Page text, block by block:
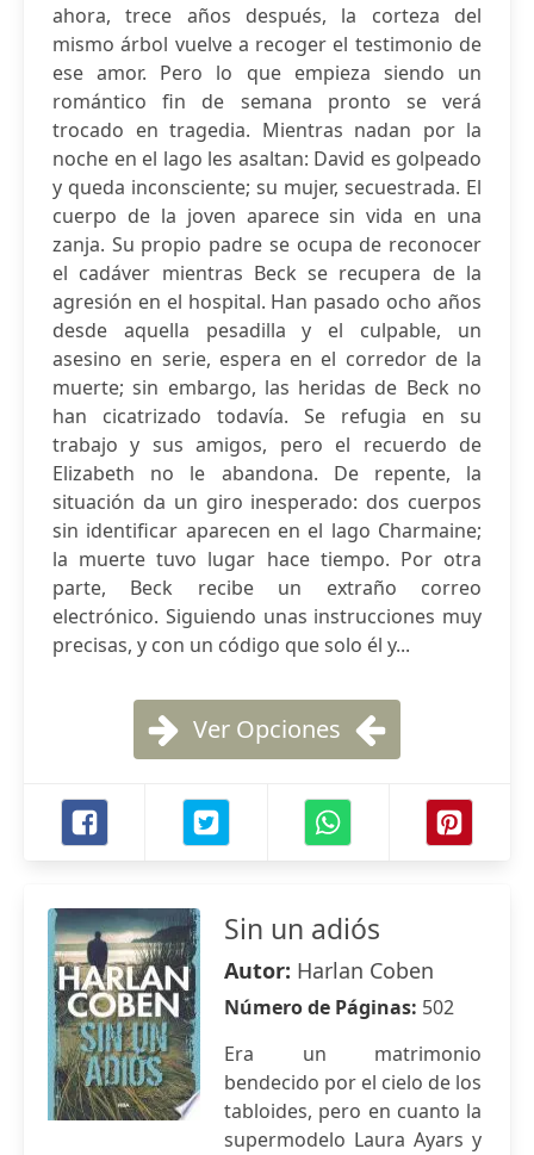
ahora, trece años después, la corteza del
mismo árbol vuelve a recoger el testimonio de
ese amor. Pero lo que empieza siendo un
romántico fin de semana pronto se verá
trocado en tragedia. Mientras nadan por la
noche en el lago les asaltan: David es golpeado
y queda inconsciente; su mujer, secuestrada. El
cuerpo de la joven aparece sin vida en una
zanja. Su propio padre se ocupa de reconocer
el cadáver mientras Beck se recupera de la
agresión en el hospital. Han pasado ocho años
desde aquella pesadilla y el culpable, un
asesino en serie, espera en el corredor de la
muerte; sin embargo, las heridas de Beck no
han cicatrizado todavía. Se refugia en su
trabajo y sus amigos, pero el recuerdo de
Elizabeth no le abandona. De repente, la
situación da un giro inesperado: dos cuerpos
sin identificar aparecen en el lago Charmaine;
la muerte tuvo lugar hace tiempo. Por otra
parte, Beck recibe un extraño correo
electrónico. Siguiendo unas instrucciones muy
precisas, y con un código que solo él y...
Ver Opciones
Sin un adiós
Autor: Harlan Coben
Número de Páginas: 502
Era un matrimonio
bendecido por el cielo de los
tabloides, pero en cuanto la
supermodelo Laura Ayars y